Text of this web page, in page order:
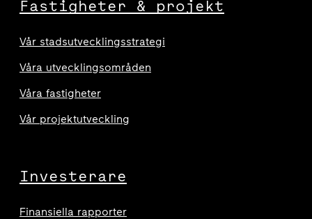
Fastigheter & projekt
Vår stadsutvecklingsstrategi
Våra utvecklingsområden
Våra fastigheter
Vår projektutveckling
Investerare
Finansiella rapporter